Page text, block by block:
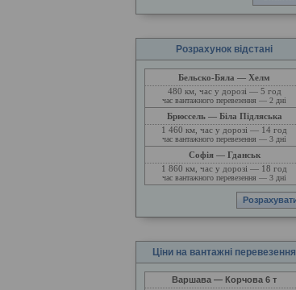
Розрахунок відстані
Бельско-Бяла — Хелм
480 км, час у дорозі — 5 год
час вантажного перевезення — 2 дні
Брюссель — Біла Підляська
1 460 км, час у дорозі — 14 год
час вантажного перевезення — 3 дні
Софія — Гданськ
1 860 км, час у дорозі — 18 год
час вантажного перевезення — 3 дні
Ціни на вантажні перевезення
Варшава — Корчова 6 т